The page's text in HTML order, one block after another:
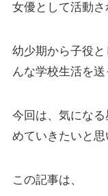
女優として活動さ
幼少期から子役
んな学校生活を
今回は、気にな
めていきたいと思
この記事は、